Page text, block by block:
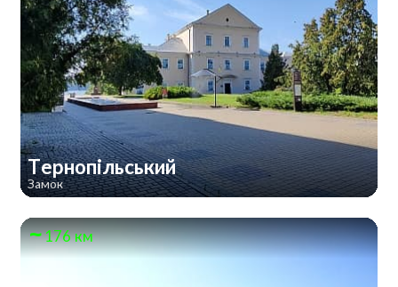
Тернопільський
Замок
176 км